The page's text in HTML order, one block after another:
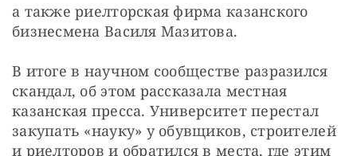
а также риелторская фирма казанского
бизнесмена Василя Мазитова.
В итоге в научном сообществе разразился
скандал, об этом рассказала местная
казанская пресса. Университет перестал
закупать «науку» у обувщиков, строителей
и риелторов и обратился в места, где этим